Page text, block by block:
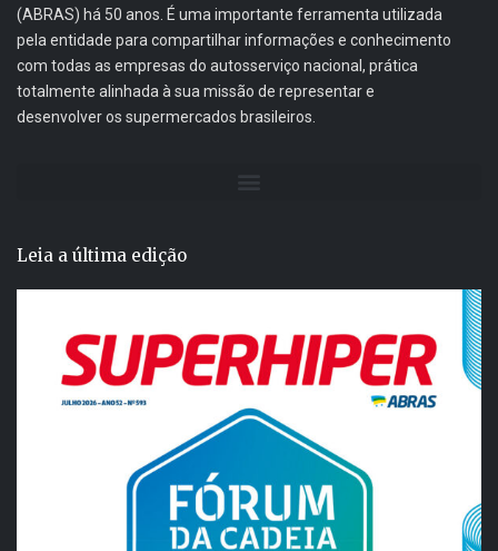
(ABRAS) há 50 anos. É uma importante ferramenta utilizada
pela entidade para compartilhar informações e conhecimento
com todas as empresas do autosserviço nacional, prática
totalmente alinhada à sua missão de representar e
desenvolver os supermercados brasileiros.
Leia a última edição